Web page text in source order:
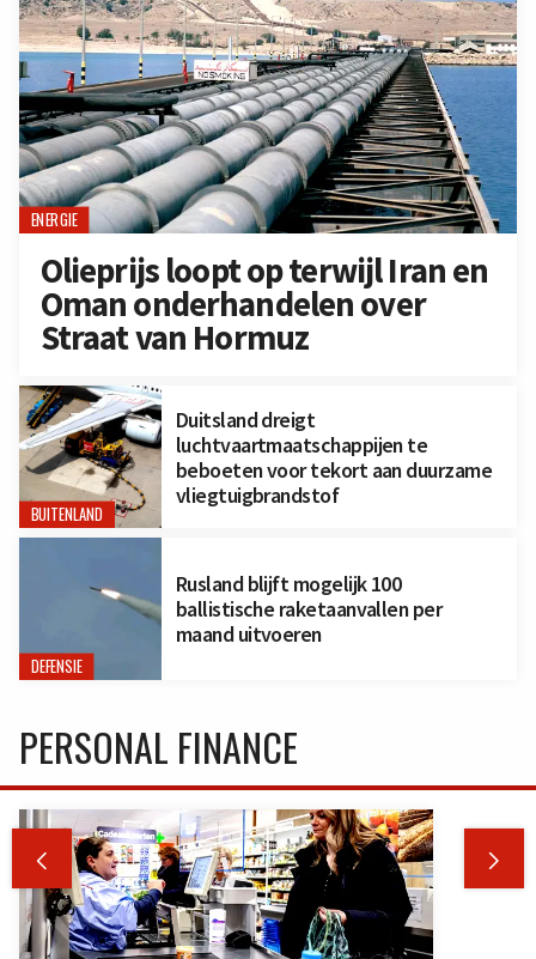
ENERGIE
Olieprijs loopt op terwijl Iran en
Oman onderhandelen over
Straat van Hormuz
BUITENLAND
Duitsland dreigt
luchtvaartmaatschappijen te
beboeten voor tekort aan duurzame
vliegtuigbrandstof
DEFENSIE
Rusland blijft mogelijk 100
ballistische raketaanvallen per
maand uitvoeren
PERSONAL FINANCE
 